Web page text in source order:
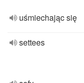
uśmiechając się
settees